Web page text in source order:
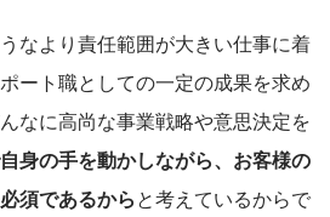
なより責任範囲が大きい仕事に着
ート職としての一定の成果を求め
なに高尚な事業戦略や意思決定を
身の手を動かしながら、お客様の
須であるからと考えているからで